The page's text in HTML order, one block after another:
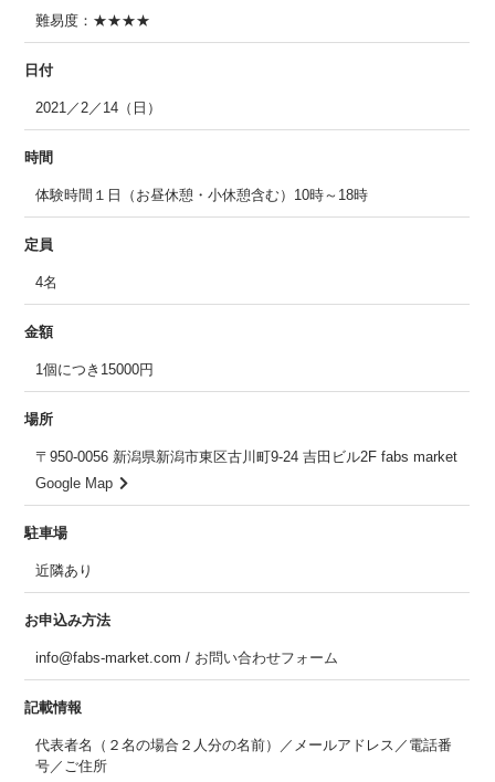
難易度：★★★★
日付
2021／2／14（日）
時間
体験時間１日（お昼休憩・小休憩含む）10時～18時
定員
4名
金額
1個につき15000円
場所
〒950-0056 新潟県新潟市東区古川町9-24 吉田ビル2F fabs market
Google Map
駐車場
近隣あり
お申込み方法
info@fabs-market.com / お問い合わせフォーム
記載情報
代表者名（２名の場合２人分の名前）／メールアドレス／電話番
号／ご住所